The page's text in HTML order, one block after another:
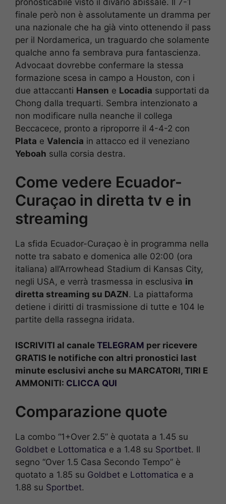
finale però non è assolutamente un dramma per
una nazionale che ha già vinto ottenendo il pass
per il Nordamerica, un traguardo che solamente
qualche anno fa sembrava pura fantascienza.
Advocaat dovrebbe confermare la stessa
formazione scesa in campo a Houston, con i
due attaccanti Hansen e Locadia supportati da
Chong dalla trequarti. Sembra intenzionato a
non modificare nulla neanche il collega
Beccacece, pronto a riproporre il 4-4-2 con
Plata e Valencia in attacco ed il veneziano
Yeboah sulla corsia destra.
Come vedere Ecuador-
Curaçao in diretta tv e in
streaming
La sfida Ecuador-Curaçao è in programma nella
notte tra sabato e domenica alle 02:00 (ora
italiana) all’Arrowhead Stadium di Kansas City,
negli USA, e verrà trasmessa in esclusiva in
diretta streaming su DAZN. La piattaforma
detiene i diritti di trasmissione di tutte e 104 le
partite della rassegna iridata.
ISCRIVITI al canale TELEGRAM per ricevere
GRATIS le notifiche con altri pronostici last
minute esclusivi anche su MARCATORI, TIRI E
AMMONITI: CLICCA QUI
Comparazione quote
La combo “1+Over 2.5” è quotata a 1.45 su
Goldbet e Lottomatica e a 1.48 su Sportbet. Il
segno “Over 1.5 Casa Secondo Tempo” è
quotato a 1.85 su Goldbet e Lottomatica e a
1.88 su Sportbet.